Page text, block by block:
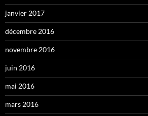
janvier 2017
décembre 2016
novembre 2016
juin 2016
mai 2016
mars 2016